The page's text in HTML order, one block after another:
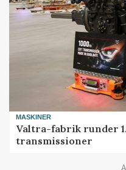
MASKINER
Valtra-fabrik runder
transmissioner